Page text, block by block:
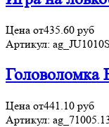
Цена от435.60 руб
Артикул:
Головоломка
Цена от441.10 руб
Артикул: